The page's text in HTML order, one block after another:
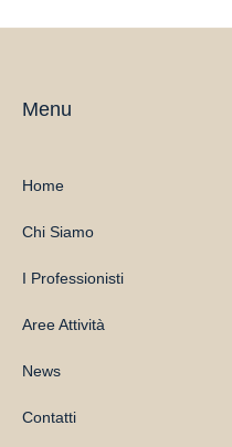
Menu
Home
Chi Siamo
I Professionisti
Aree Attività
News
Contatti